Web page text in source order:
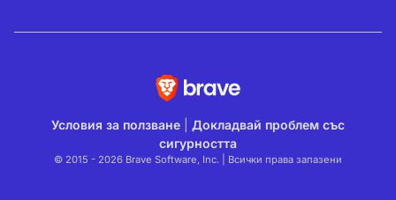
Условия за ползване
Докладвай проблем със
сигурността
© 2015 - 2026 Brave Software, Inc. | Всички права запазени